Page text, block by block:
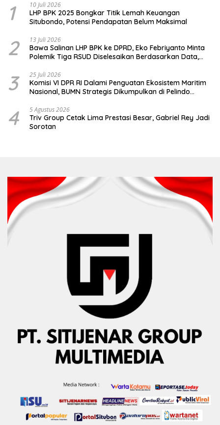
1 10 Juli 2026
LHP BPK 2025 Bongkar Titik Lemah Keuangan
Situbondo, Potensi Pendapatan Belum Maksimal
2 13 Juli 2026
Bawa Salinan LHP BPK ke DPRD, Eko Febriyanto Minta
Polemik Tiga RSUD Diselesaikan Berdasarkan Data,
3 25 Juli 2026
Komisi VI DPR RI Dalami Penguatan Ekosistem Maritim
Nasional, BUMN Strategis Dikumpulkan di Pelindo
4 5 Agustus 2026
Triv Group Cetak Lima Prestasi Besar, Gabriel Rey Jadi
Sorotan